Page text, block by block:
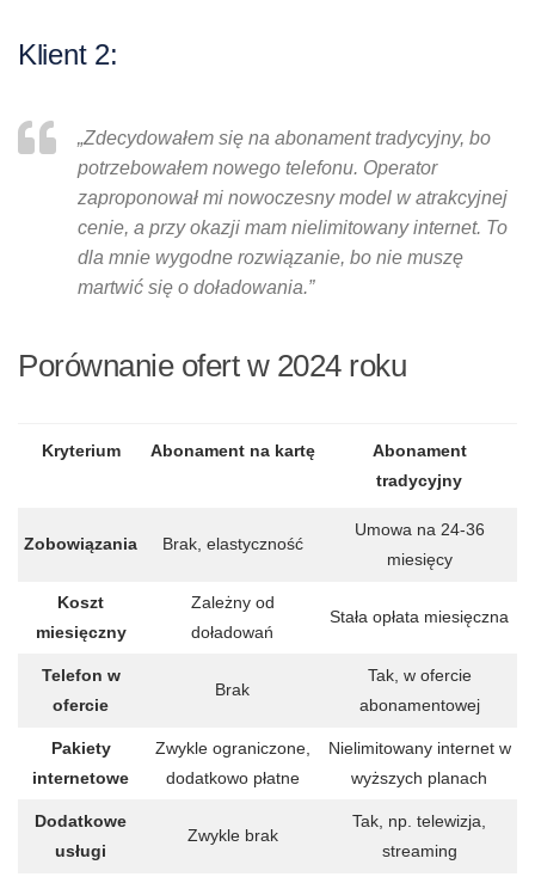
Klient 2:
„Zdecydowałem się na abonament tradycyjny, bo
potrzebowałem nowego telefonu. Operator
zaproponował mi nowoczesny model w atrakcyjnej
cenie, a przy okazji mam nielimitowany internet. To
dla mnie wygodne rozwiązanie, bo nie muszę
martwić się o doładowania.”
Porównanie ofert w 2024 roku
Kryterium Abonament na kartę
Abonament
tradycyjny
Zobowiązania Brak, elastyczność
Umowa na 24-36
miesięcy
Koszt
miesięczny
Zależny od
doładowań
Stała opłata miesięczna
Telefon w
ofercie
Brak
Tak, w ofercie
abonamentowej
Pakiety
internetowe
Zwykle ograniczone,
dodatkowo płatne
Nielimitowany internet w
wyższych planach
Dodatkowe
usługi
Zwykle brak
Tak, np. telewizja,
streaming